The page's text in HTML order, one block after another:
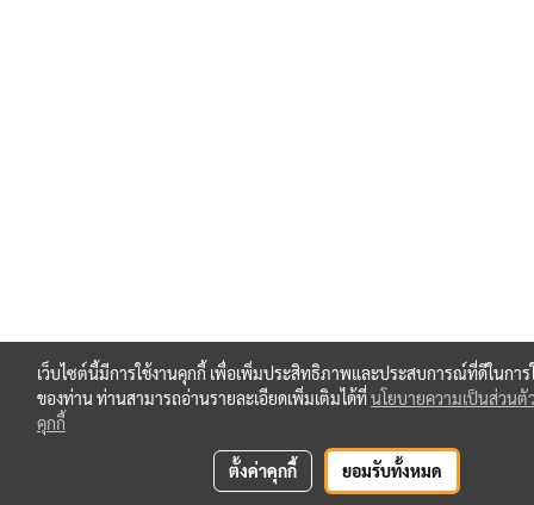
เว็บไซต์นี้มีการใช้งานคุกกี้ เพื่อเพิ่มประสิทธิภาพและประสบการณ์ที่ดีในการ
ของท่าน ท่านสามารถอ่านรายละเอียดเพิ่มเติมได้ที่นโยบายความเป็นส่วนตั
คุกกี้
ตั้งค่าคุกกี้ ยอมรับทั้งหมด